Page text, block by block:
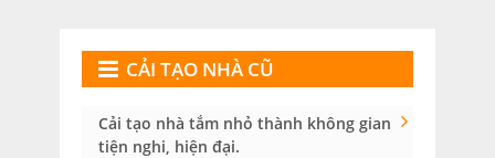
CẢI TẠO NHÀ CŨ
Cải tạo nhà tắm nhỏ thành không gian
tiện nghi, hiện đại.